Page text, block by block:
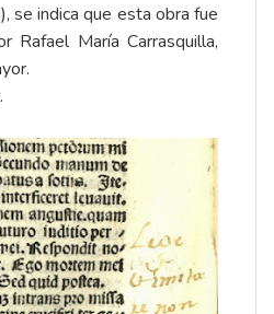
se indica que esta obra fue
Rafael María Carrasquilla,
.